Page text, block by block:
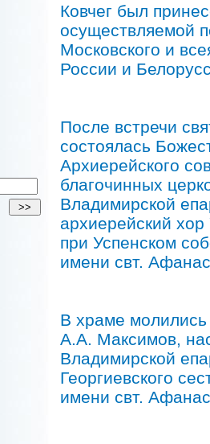
Ковчег был
осуществляемой
Московского и
России и
После встречи
состоялась
Архиерейского
благочинных
Владимирской
архиерейский
при Успенском
имени свт.
В храме молились
А.А. Максимов,
Владимирской
Георгиевского
имени свт.